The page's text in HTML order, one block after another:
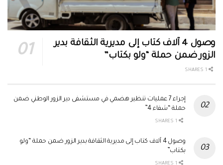
وصول 4 آلاف كتاب إلى مديرية الثقافة بدير
الزور ضمن حملة “ولو بكتاب”
إجراء 7 عمليات تنظير هضمي في مستشفى دير الزور الوطني ضمن
حملة “شفاء 4”
وصول 4 آلاف كتاب إلى مديرية الثقافة بدير الزور ضمن حملة “ولو
بكتاب”